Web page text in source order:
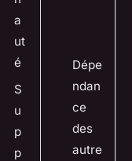
a
ut
é
S
u
p
p
Dépe
ndan
ce
des
autre